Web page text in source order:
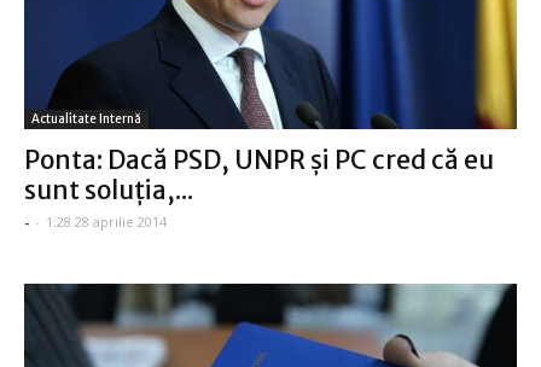
Actualitate Internă
Ponta: Dacă PSD, UNPR și PC cred că eu
sunt soluția,...
- - 1:28 28 aprilie 2014